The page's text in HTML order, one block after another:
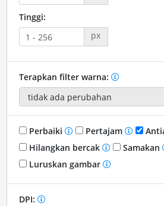
Tinggi:
px
Terapkan filter warna:
Perbaiki Pertajam
Hilangkan bercak
Samakan
Luruskan gambar
DPI: